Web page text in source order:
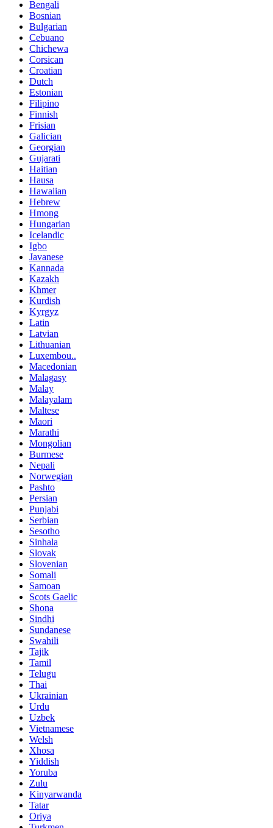
Bengali
Bosnian
Bulgarian
Cebuano
Chichewa
Corsican
Croatian
Dutch
Estonian
Filipino
Finnish
Frisian
Galician
Georgian
Gujarati
Haitian
Hausa
Hawaiian
Hebrew
Hmong
Hungarian
Icelandic
Igbo
Javanese
Kannada
Kazakh
Khmer
Kurdish
Kyrgyz
Latin
Latvian
Lithuanian
Luxembou..
Macedonian
Malagasy
Malay
Malayalam
Maltese
Maori
Marathi
Mongolian
Burmese
Nepali
Norwegian
Pashto
Persian
Punjabi
Serbian
Sesotho
Sinhala
Slovak
Slovenian
Somali
Samoan
Scots Gaelic
Shona
Sindhi
Sundanese
Swahili
Tajik
Tamil
Telugu
Thai
Ukrainian
Urdu
Uzbek
Vietnamese
Welsh
Xhosa
Yiddish
Yoruba
Zulu
Kinyarwanda
Tatar
Oriya